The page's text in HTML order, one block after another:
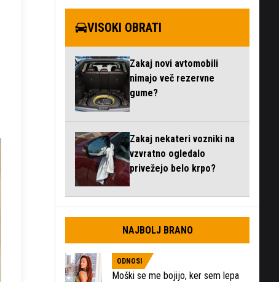
VISOKI OBRATI
Zakaj novi avtomobili
nimajo več rezervne
gume?
Zakaj nekateri vozniki na
vzvratno ogledalo
privežejo belo krpo?
NAJBOLJ BRANO
ODNOSI
Moški se me bojijo, ker sem lepa